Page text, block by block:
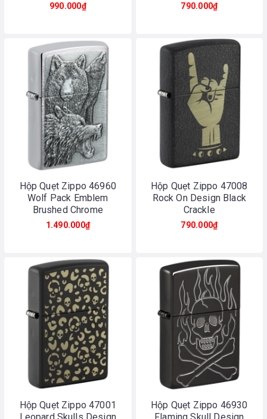
990.000₫ 790.000₫
Hộp Quẹt Zippo 46960
Wolf Pack Emblem
Brushed Chrome
1.490.000₫
Hộp Quẹt Zippo 47008
Rock On Design Black
Crackle
790.000₫
Hộp Quẹt Zippo 47001
Leopard Skulls Design
Hộp Quẹt Zippo 46930
Flaming Skull Design